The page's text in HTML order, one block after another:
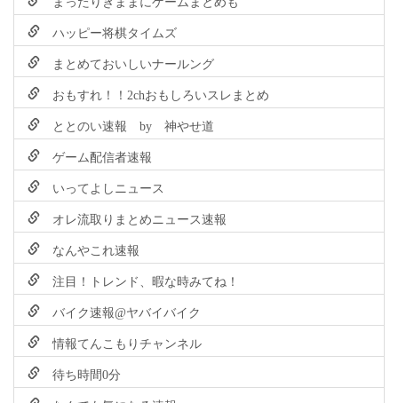
ハッピー将棋タイムズ
まとめておいしいナールング
おもすれ！！2chおもしろいスレまとめ
ととのい速報 by 神やせ道
ゲーム配信者速報
いってよしニュース
オレ流取りまとめニュース速報
なんやこれ速報
注目！トレンド、暇な時みてね！
バイク速報@ヤバイバイク
情報てんこもりチャンネル
待ち時間0分